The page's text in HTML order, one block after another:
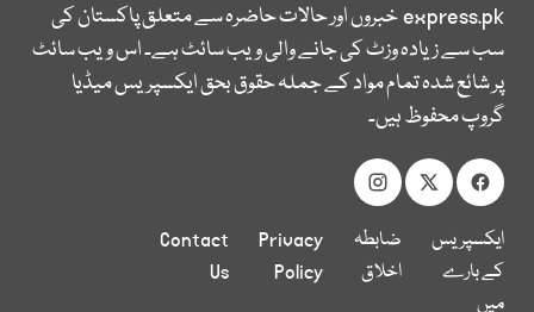
express.pkخبروں اور حالات حاضرہ سے متعلق پاکستان کی
سب سے زیادہ وزٹ کی جانے والی ویب سائٹ ہے۔ اس ویب سائٹ
پر شائع شدہ تمام مواد کے جملہ حقوق بحق ایکسپریس میڈیا
گروپ محفوظ ہیں۔
ایکسپریس
کے بارے
میں
ضابطہ
اخلاق
Privacy
Policy
Contact
Us